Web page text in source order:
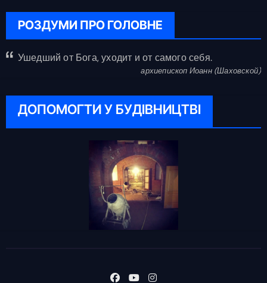
РОЗДУМИ ПРО ГОЛОВНЕ
Ушедший от Бога, уходит и от самого себя.
архиепископ Иоанн (Шаховской)
ДОПОМОГТИ У БУДІВНИЦТВІ